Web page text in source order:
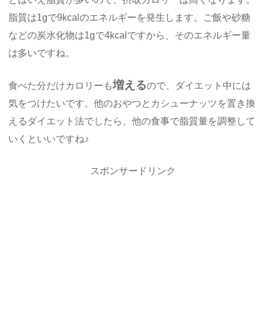
脂質は1gで9kcalのエネルギーを発生します。ご飯や砂糖
などの炭水化物は1gで4kcalですから、そのエネルギー量
は多いですね。
食べた分だけカロリーも増えるので、ダイエット中には
気をつけたいです。他のおやつとカシューナッツを置き換
えるダイエット法でしたら、他の食事で脂質量を調整して
いくといいですね♪
スポンサードリンク